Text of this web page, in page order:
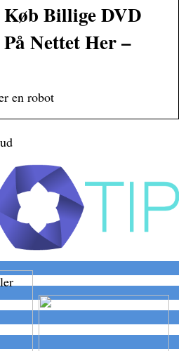
Billige DVD
Nettet Her –
en robot